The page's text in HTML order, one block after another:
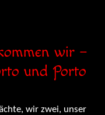
wir –
und Porto
wir zwei, unser